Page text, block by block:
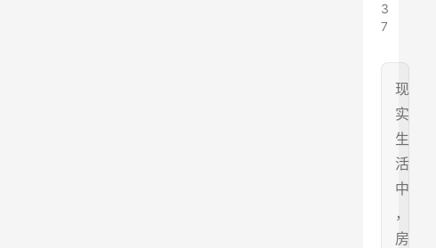
3
7
现
实
生
活
中
，
房